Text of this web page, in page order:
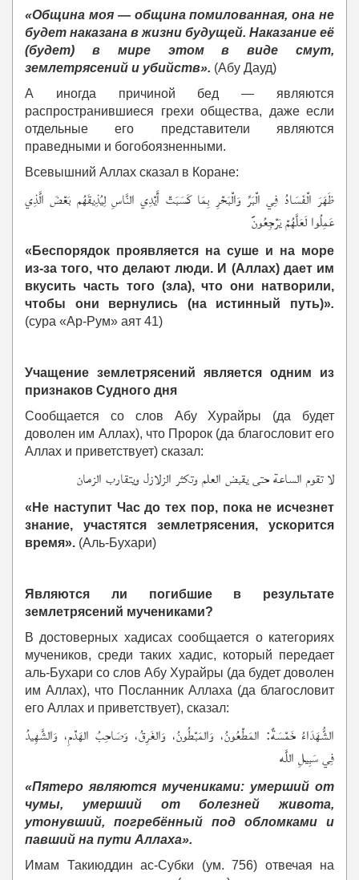
«Община моя — община помилованная, она не
будет наказана в жизни будущей. Наказание её
(будет) в мире этом в виде смут,
землетрясений и убийств». (Абу Дауд)
А иногда причиной бед — являются
распространившиеся грехи общества, даже если
отдельные его представители являются
праведными и богобоязненными.
Всевышний Аллах сказал в Коране:
ظَهَرَ الْفَسَادُ فِي الْبَرِّ وَالْبَحْرِ بِمَا كَسَبَتْ أَيْدِي النَّاسِ لِيُذِيقَهُم بَعْضَ الَّذِي
عَمِلُوا لَعَلَّهُمْ يَرْجِعُون
«Беспорядок проявляется на суше и на море
из-за того, что делают люди. И (Аллах) дает им
вкусить часть того (зла), что они натворили,
чтобы они вернулись (на истинный путь)».
(сура «Ар-Рум» аят 41)
Учащение землетрясений является одним из
признаков Судного дня
Сообщается со слов Абу Хурайры (да будет
доволен им Аллах), что Пророк (да благословит его
Аллах и приветствует) сказал:
لا تقوم الساعة حتى يقبض العلم وتكثر الزلازل ويتقارب الزمان
«Не наступит Час до тех пор, пока не исчезнет
знание, участятся землетрясения, ускорится
время». (Аль-Бухари)
Являются ли погибшие в результате
землетрясений мучениками?
В достоверных хадисах сообщается о категориях
мучеников, среди таких хадис, который передает
аль-Бухари со слов Абу Хурайры (да будет доволен
им Аллах), что Посланник Аллаха (да благословит
его Аллах и приветствует), сказал:
الشُّهَدَاءُ خَمْسَةٌ: المَطْعُونُ، وَالمَبْطُونُ، وَالغَرِقُ، وَصَاحِبُ الهَدْمِ، وَالشَّهِيدُ
فِي سَبِيلِ اللَّه
«Пятеро являются мучениками: умерший от
чумы, умерший от болезней живота,
утонувший, погребённый под обломками и
павший на пути Аллаха».
Имам Такиюддин ас-Субки (ум. 756) отвечая на